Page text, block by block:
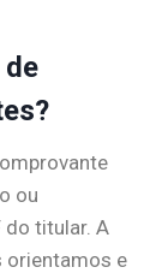
ou
do titular. A
orientamos e